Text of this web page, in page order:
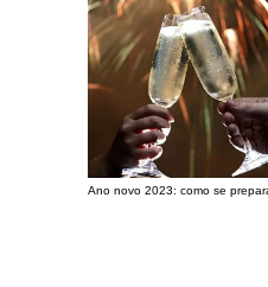
Ano novo 2023: como se